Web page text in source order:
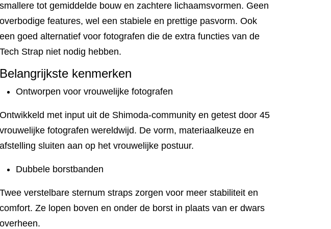
smallere tot gemiddelde bouw en zachtere lichaamsvormen. Geen
overbodige features, wel een stabiele en prettige pasvorm. Ook
een goed alternatief voor fotografen die de extra functies van de
Tech Strap niet nodig hebben.
Belangrijkste kenmerken
Ontworpen voor vrouwelijke fotografen
Ontwikkeld met input uit de Shimoda-community en getest door 45
vrouwelijke fotografen wereldwijd. De vorm, materiaalkeuze en
afstelling sluiten aan op het vrouwelijke postuur.
Dubbele borstbanden
Twee verstelbare sternum straps zorgen voor meer stabiliteit en
comfort. Ze lopen boven en onder de borst in plaats van er dwars
overheen.